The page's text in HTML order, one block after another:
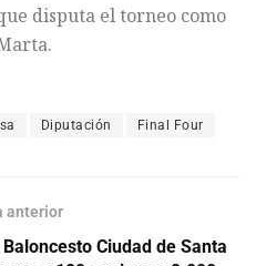
disputa el torneo como
Diputación Final Four
anterior
Ciudad de Santa